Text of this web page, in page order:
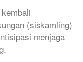
(siskamling)
menjaga